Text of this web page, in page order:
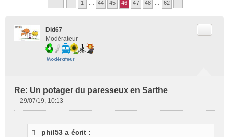
1 44 45 46 47 48 62
Did67
Modérateur
Re: Un potager du paresseux en Sarthe
29/07/19, 10:13
phil53 a écrit :